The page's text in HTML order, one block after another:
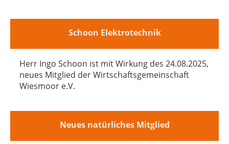
Schoon Elektrotechnik
Herr Ingo Schoon ist mit Wirkung des 24.08.2025,
neues Mitglied der Wirtschaftsgemeinschaft
Wiesmoor e.V.
Neues natürliches Mitglied